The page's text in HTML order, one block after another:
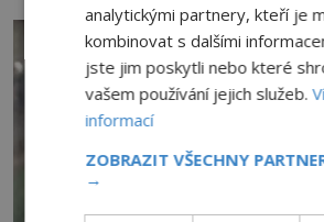
analytickými partnery, kteří je
kombinovat s dalšími
jste jim poskytli nebo které
vašem používání jejich služeb.
informací
ZOBRAZIT VŠECHNY
→